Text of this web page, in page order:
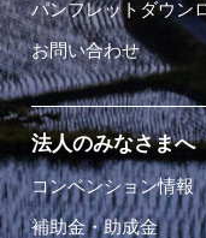
パンフレットダウン
お問い合わせ
法人のみなさまへ
コンベンション情報
補助金・助成金